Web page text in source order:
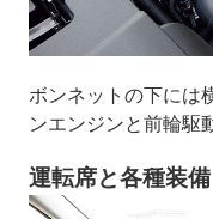
ボンネットの下には
ンエンジンと前輪駆
運転席と各種装備